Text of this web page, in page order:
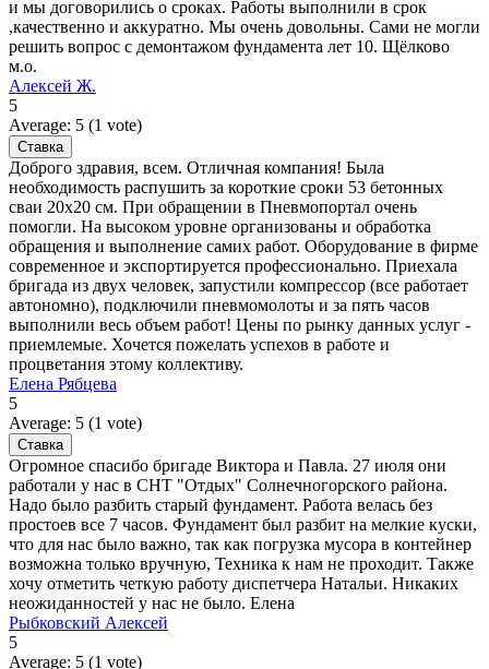
и мы договорились о сроках. Работы выполнили в срок
,качественно и аккуратно. Мы очень довольны. Сами не могли
решить вопрос с демонтажом фундамента лет 10. Щёлково
м.о.
Алексей Ж.
5
Average: 5 (1 vote)
Доброго здравия, всем. Отличная компания! Была
необходимость распушить за короткие сроки 53 бетонных
сваи 20х20 см. При обращении в Пневмопортал очень
помогли. На высоком уровне организованы и обработка
обращения и выполнение самих работ. Оборудование в фирме
современное и экспортируется профессионально. Приехала
бригада из двух человек, запустили компрессор (все работает
автономно), подключили пневмомолоты и за пять часов
выполнили весь объем работ! Цены по рынку данных услуг -
приемлемые. Хочется пожелать успехов в работе и
процветания этому коллективу.
Елена Рябцева
5
Average: 5 (1 vote)
Огромное спасибо бригаде Виктора и Павла. 27 июля они
работали у нас в СНТ "Отдых" Солнечногорского района.
Надо было разбить старый фундамент. Работа велась без
простоев все 7 часов. Фундамент был разбит на мелкие куски,
что для нас было важно, так как погрузка мусора в контейнер
возможна только вручную, Техника к нам не проходит. Также
хочу отметить четкую работу диспетчера Натальи. Никаких
неожиданностей у нас не было. Елена
Рыбковский Алексей
5
Average: 5 (1 vote)